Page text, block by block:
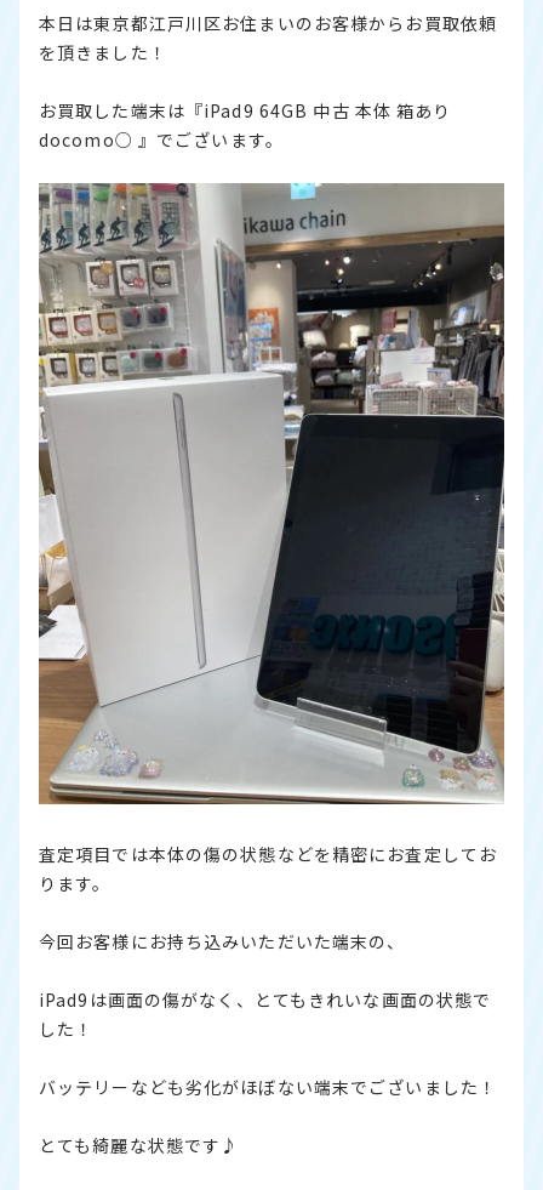
本日は東京都江戸川区お住まいのお客様からお買取依頼
を頂きました！
お買取した端末は『iPad9 64GB 中古 本体 箱あり
docomo○ 』でございます。
査定項目では本体の傷の状態などを精密にお査定してお
ります。
今回お客様にお持ち込みいただいた端末の、
iPad9は画面の傷がなく、とてもきれいな画面の状態で
した！
バッテリーなども劣化がほぼない端末でございました！
とても綺麗な状態です♪